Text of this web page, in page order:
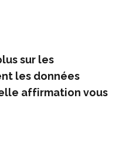
sur les
les données
affirmation vous